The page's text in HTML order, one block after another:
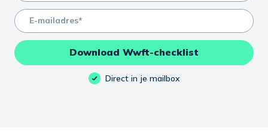
email
Download Wwft-checklist
Direct in je mailbox